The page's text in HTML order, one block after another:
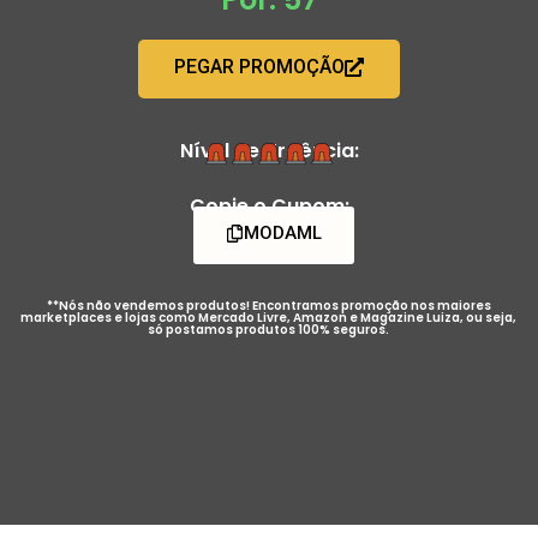
PEGAR PROMOÇÃO
Nível de Urgência:
Copie o Cupom:
MODAML
**Nós não vendemos produtos! Encontramos promoção nos maiores
marketplaces e lojas como Mercado Livre, Amazon e Magazine Luiza, ou seja,
só postamos produtos 100% seguros.